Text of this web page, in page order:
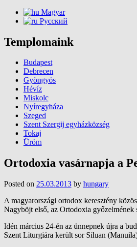
Magyar
Русский
Templomaink
Budapest
Debrecen
Gyöngyös
Hévíz
Miskolc
Nyíregyháza
Szeged
Szent Szergij egyházközség
Tokaj
Üröm
Ortodoxia vasárnapja a
Posted on 25.03.2013 by hungary
A magyarországi ortodox keresztény
Nagyböjt első, az Ortodoxia győzelmének
Idén március 24-én az ünnepnek újra a
Szent Liturgiára került sor Siluan